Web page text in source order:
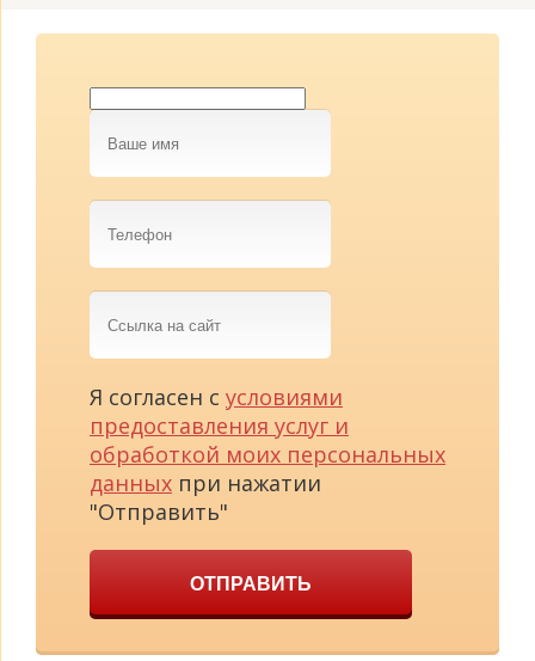
Ваше
имя
Телефон
Ссылка
на
сайт
Я согласен с условиями
предоставления услуг и
обработкой моих персональных
данных при нажатии
"Отправить"
ОТПРАВИТЬ